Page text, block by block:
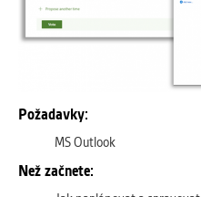
Požadavky:
MS Outlook
Než začnete: